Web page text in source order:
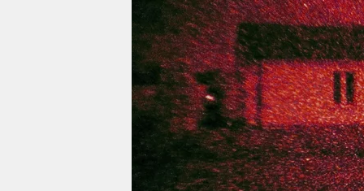
verlag
verlag
veranstaltungen
shop
fragen & hilfe
unterstützen